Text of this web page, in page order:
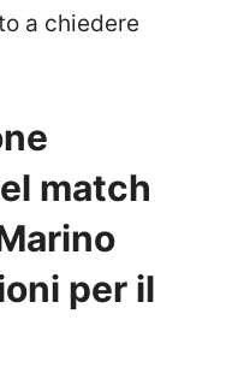
a chiedere
match
per il